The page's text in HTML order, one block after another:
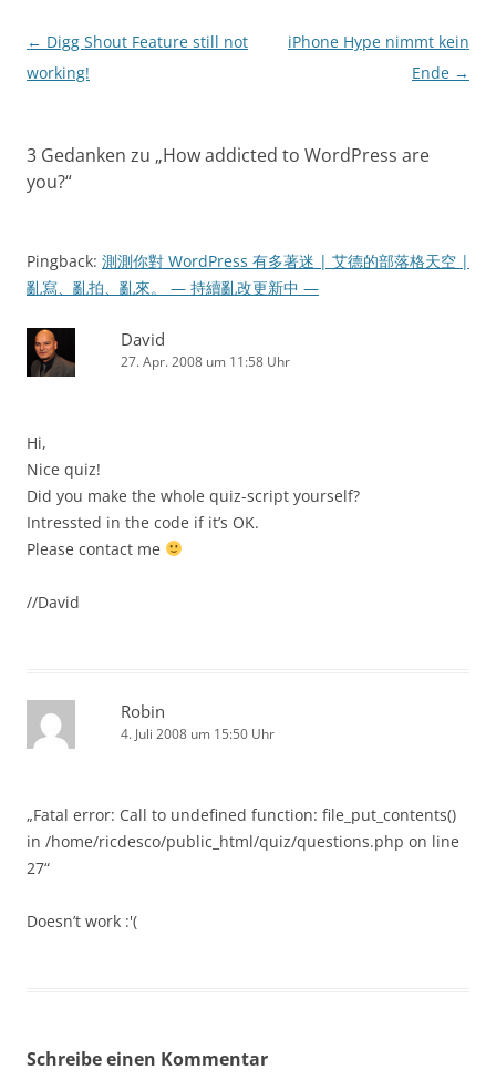
Beitragsnavigation
← Digg Shout Feature still not
working!
iPhone Hype nimmt kein
Ende →
3 Gedanken zu „How addicted to WordPress are
you?“
Pingback: 測測你對 WordPress 有多著迷 | 艾德的部落格天空 |
亂寫、亂拍、亂來。 — 持續亂改更新中 —
David
27. Apr. 2008 um 11:58 Uhr
Hi,
Nice quiz!
Did you make the whole quiz-script yourself?
Intressted in the code if it’s OK.
Please contact me
//David
Robin
4. Juli 2008 um 15:50 Uhr
„Fatal error: Call to undefined function: file_put_contents()
in /home/ricdesco/public_html/quiz/questions.php on line
27“
Doesn’t work :'(
Schreibe einen Kommentar